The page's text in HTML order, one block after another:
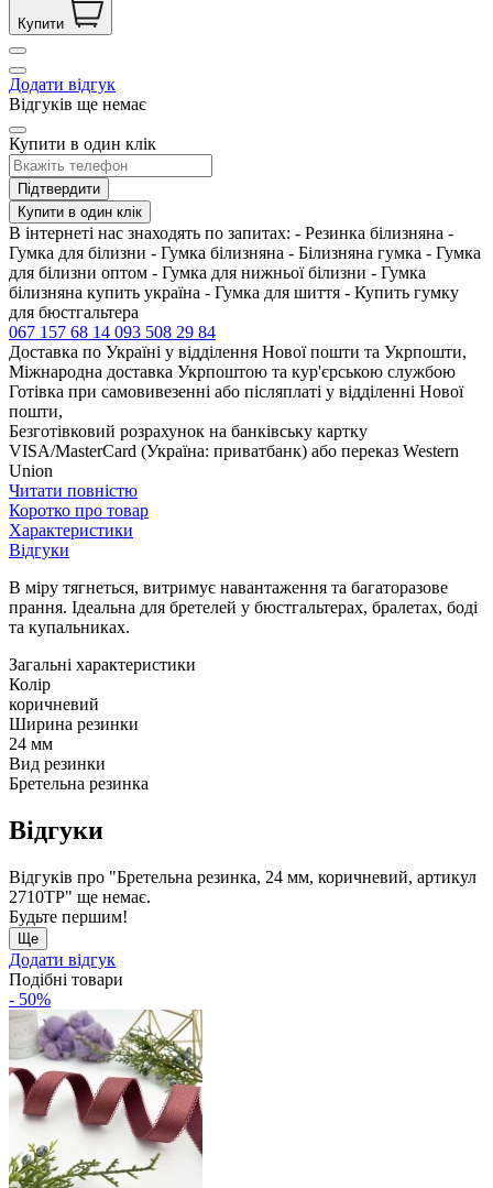
Купити
Додати відгук
Відгуків ще немає
Купити в один клік
Підтвердити
Купити в один клік
В інтернеті нас знаходять по запитах: - Резинка білизняна -
Гумка для білизни - Гумка білизняна - Білизняна гумка - Гумка
для білизни оптом - Гумка для нижньої білизни - Гумка
білизняна купить україна - Гумка для шиття - Купить гумку
для бюстгальтера
067 157 68 14 093 508 29 84
Доставка по Україні у відділення Нової пошти та Укрпошти,
Міжнародна доставка Укрпоштою та кур'єрською службою
Готівка при самовивезенні або післяплаті у відділенні Нової
пошти,
Безготівковий розрахунок на банківську картку
VISA/MasterCard (Україна: приватбанк) або переказ Western
Union
Читати повністю
Коротко про товар
Характеристики
Відгуки
В міру тягнеться, витримує навантаження та багаторазове
прання. Ідеальна для бретелей у бюстгальтерах, бралетах, боді
та купальниках.
Загальні характеристики
Колір
коричневий
Ширина резинки
24 мм
Вид резинки
Бретельна резинка
Відгуки
Відгуків про "Бретельна резинка, 24 мм, коричневий, артикул
2710ТР" ще немає.
Будьте першим!
Ще
Додати відгук
Подібні товари
- 50%